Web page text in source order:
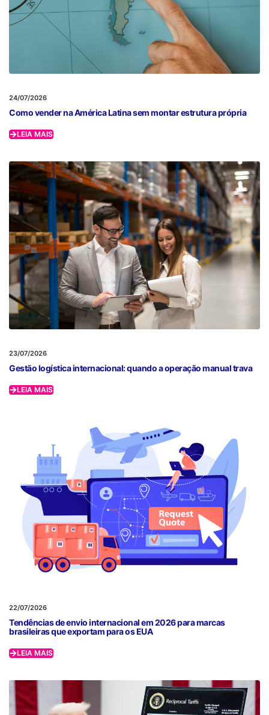
24/07/2026
Como vender na América Latina sem montar estrutura própria
LEIA MAIS
23/07/2026
Gestão logística internacional: quando a operação manual trava
LEIA MAIS
22/07/2026
Tendências de envio internacional em 2026 para marcas
brasileiras que exportam para os EUA
LEIA MAIS